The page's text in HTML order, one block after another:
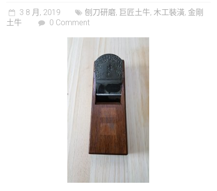
3 8 月, 2019 刨刀研磨, 巨匠土牛, 木工裝潢, 金剛
土牛
0 Comment